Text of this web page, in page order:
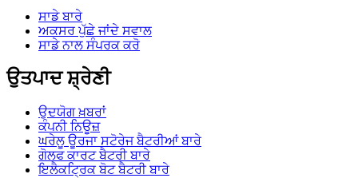
ਸਾਡੇ ਬਾਰੇ
ਅਕਸਰ ਪੁੱਛੇ ਜਾਂਦੇ ਸਵਾਲ
ਸਾਡੇ ਨਾਲ ਸੰਪਰਕ ਕਰੋ
ਉਤਪਾਦ ਸ਼੍ਰੇਣੀ
ਉਦਯੋਗ ਖ਼ਬਰਾਂ
ਕੰਪਨੀ ਨਿਊਜ਼
ਘਰੇਲੂ ਊਰਜਾ ਸਟੋਰੇਜ ਬੈਟਰੀਆਂ ਬਾਰੇ
ਗੋਲਫ ਕਾਰਟ ਬੈਟਰੀ ਬਾਰੇ
ਇਲੈਕਟ੍ਰਿਕ ਬੋਟ ਬੈਟਰੀ ਬਾਰੇ